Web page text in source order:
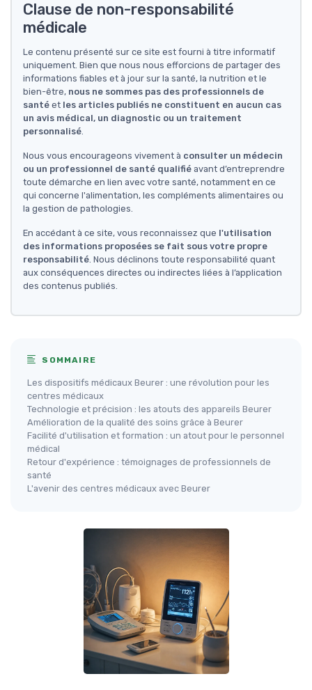
Clause de non-responsabilité
médicale
Le contenu présenté sur ce site est fourni à titre informatif
uniquement. Bien que nous nous efforcions de partager des
informations fiables et à jour sur la santé, la nutrition et le
bien-être, nous ne sommes pas des professionnels de
santé et les articles publiés ne constituent en aucun cas
un avis médical, un diagnostic ou un traitement
personnalisé.
Nous vous encourageons vivement à consulter un médecin
ou un professionnel de santé qualifié avant d’entreprendre
toute démarche en lien avec votre santé, notamment en ce
qui concerne l'alimentation, les compléments alimentaires ou
la gestion de pathologies.
En accédant à ce site, vous reconnaissez que l'utilisation
des informations proposées se fait sous votre propre
responsabilité. Nous déclinons toute responsabilité quant
aux conséquences directes ou indirectes liées à l’application
des contenus publiés.
SOMMAIRE
Les dispositifs médicaux Beurer : une révolution pour les
centres médicaux
Technologie et précision : les atouts des appareils Beurer
Amélioration de la qualité des soins grâce à Beurer
Facilité d'utilisation et formation : un atout pour le personnel
médical
Retour d'expérience : témoignages de professionnels de
santé
L'avenir des centres médicaux avec Beurer